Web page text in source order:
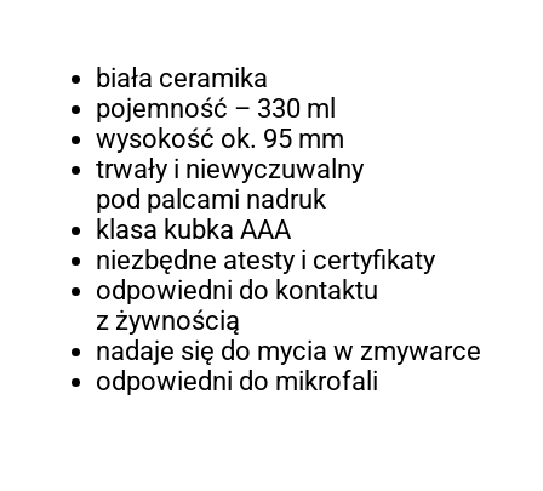
biała ceramika
pojemność – 330 ml
wysokość ok. 95 mm
trwały i niewyczuwalny
pod palcami nadruk
klasa kubka AAA
niezbędne atesty i certyfikaty
odpowiedni do kontaktu
z żywnością
nadaje się do mycia w zmywarce
odpowiedni do mikrofali